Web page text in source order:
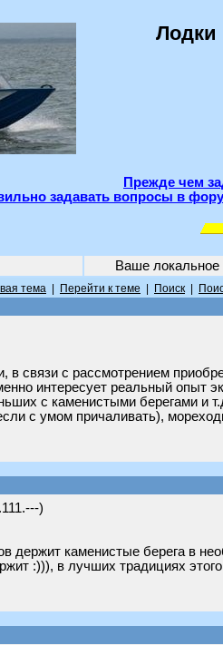
Лодки
Прежде чем
задавать вопросы в
Ваше
тема Перейти к теме Поиск
в связи с рассмотрением
интересует реальный опыт
с каменистыми берегами и
с умом причаливать),
)
держит каменистые берега в
:))), в лучших традициях